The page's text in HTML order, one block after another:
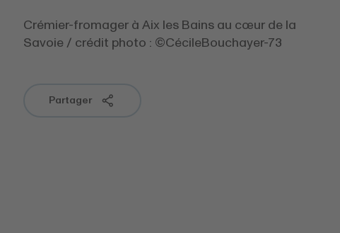
Crémier-fromager à Aix les Bains au cœur de la
Savoie / crédit photo : ©CécileBouchayer-73
Partager